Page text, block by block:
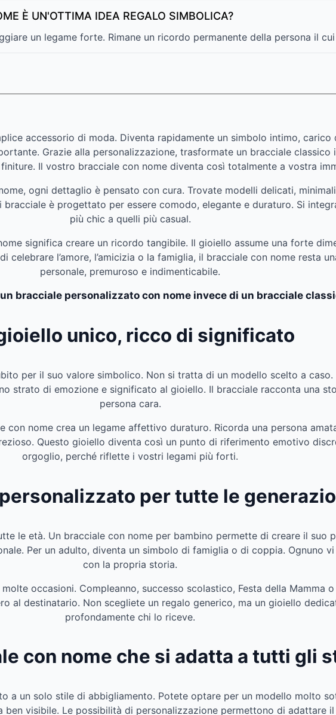
È UN'OTTIMA IDEA REGALO SIMBOLICA?
un legame forte. Rimane un ricordo permanente della persona il
accessorio di moda. Diventa rapidamente un simbolo intimo,
Grazie alla personalizzazione, trasformate un bracciale
Il vostro bracciale con nome diventa così totalmente a vostra
ogni dettaglio è pensato con cura. Trovate modelli delicati,
è progettato per essere comodo, elegante e duraturo. Si
più chic a quelli più casual.
significa creare un ricordo tangibile. Il gioiello assume una forte
l’amore, l’amicizia o la famiglia, il bracciale con nome resta
personale, premuroso e indimenticabile.
bracciale personalizzato con nome invece di un bracciale
unico, ricco di significato
per il suo valore simbolico. Non si tratta di un modello scelto a
strato di emozione e significato al gioiello. Il bracciale racconta una
persona cara.
con nome crea un legame affettivo duraturo. Ricorda una persona
Questo gioiello diventa così un punto di riferimento emotivo
orgoglio, perché riflette i vostri legami più forti.
per tutte le
le età. Un bracciale con nome per bambino permette di creare il suo
Per un adulto, diventa un simbolo di famiglia o di coppia. Ognuno
con la propria storia.
occasioni. Compleanno, successo scolastico, Festa della Mamma
al destinatario. Non scegliete un regalo generico, ma un gioiello
profondamente chi lo riceve.
con nome che si adatta a tutti gli
a un solo stile di abbigliamento. Potete optare per un modello molto
ben visibile. Le possibilità di personalizzazione permettono di adattare